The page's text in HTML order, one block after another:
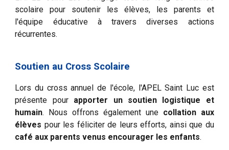
scolaire pour soutenir les élèves, les parents et
l'équipe éducative à travers diverses actions
récurrentes.
Soutien au Cross Scolaire
Lors du cross annuel de l'école, l'APEL Saint Luc est
présente pour apporter un soutien logistique et
humain. Nous offrons également une collation aux
élèves pour les féliciter de leurs efforts, ainsi que du
café aux parents venus encourager les enfants.